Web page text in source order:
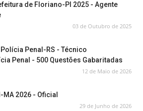
de Floriano-PI 2025 - Agente
03 de Outubro de 2025
Penal-RS - Técnico
Penal - 500 Questões Gabaritadas
12 de Maio de 2026
2026 - Oficial
29 de Junho de 2026